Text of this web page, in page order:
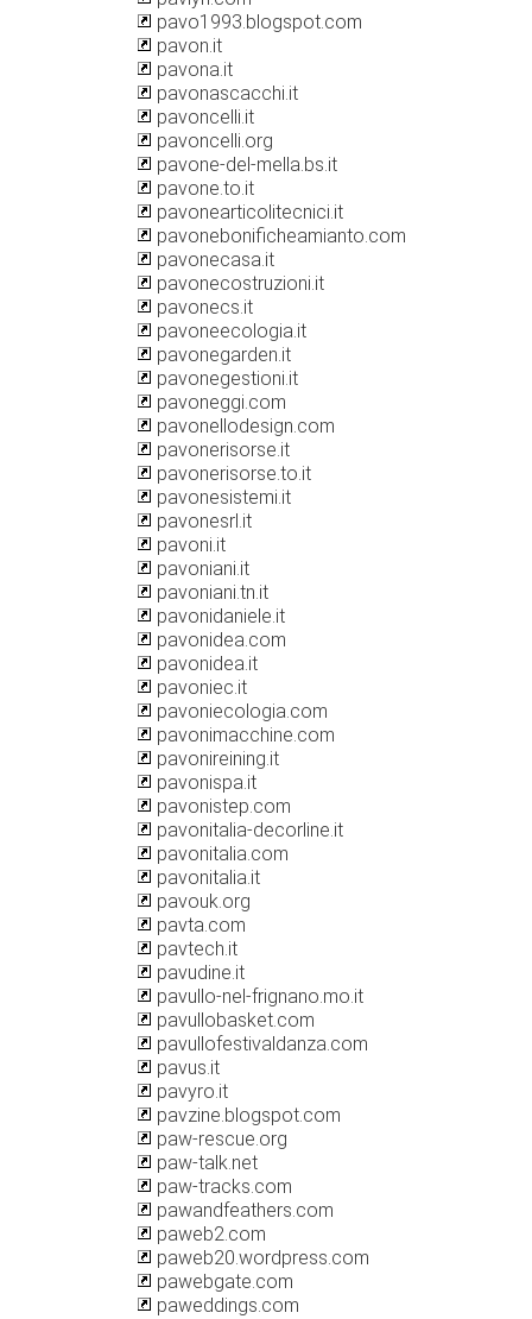
pavo1993.blogspot.com
pavon.it
pavona.it
pavonascacchi.it
pavoncelli.it
pavoncelli.org
pavone-del-mella.bs.it
pavone.to.it
pavonearticolitecnici.it
pavonebonificheamianto.com
pavonecasa.it
pavonecostruzioni.it
pavonecs.it
pavoneecologia.it
pavonegarden.it
pavonegestioni.it
pavoneggi.com
pavonellodesign.com
pavonerisorse.it
pavonerisorse.to.it
pavonesistemi.it
pavonesrl.it
pavoni.it
pavoniani.it
pavoniani.tn.it
pavonidaniele.it
pavonidea.com
pavonidea.it
pavoniec.it
pavoniecologia.com
pavonimacchine.com
pavonireining.it
pavonispa.it
pavonistep.com
pavonitalia-decorline.it
pavonitalia.com
pavonitalia.it
pavouk.org
pavta.com
pavtech.it
pavudine.it
pavullo-nel-frignano.mo.it
pavullobasket.com
pavullofestivaldanza.com
pavus.it
pavyro.it
pavzine.blogspot.com
paw-rescue.org
paw-talk.net
paw-tracks.com
pawandfeathers.com
paweb2.com
paweb20.wordpress.com
pawebgate.com
paweddings.com